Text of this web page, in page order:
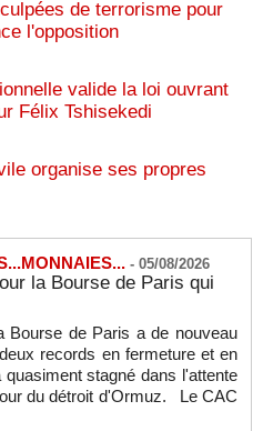
de terrorisme pour
l'opposition
valide la loi ouvrant
Félix Tshisekedi
organise ses propres
- 05/08/2026
la Bourse de Paris qui
Bourse de Paris a de nouveau
records en fermeture et en
stagné dans l'attente
du détroit d'Ormuz. Le CAC